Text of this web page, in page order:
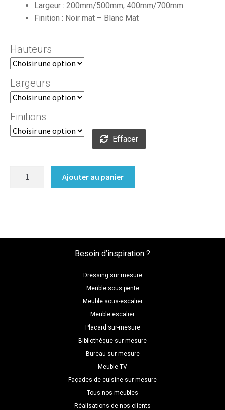
Largeur : 200mm/500mm, 400mm/700mm
Finition : Noir mat – Blanc Mat
Hauteurs
Largeurs
Finitions
Effacer
Ajouter au panier
Besoin d’inspiration ?
Dressing sur mesure
Meuble sous pente
Meuble sous-escalier
Meuble escalier
Placard sur-mesure
Bibliothèque sur mesure
Bureau sur mesure
Meuble TV
Façades de cuisine sur-mesure
Tous nos meubles
Réalisations de nos clients